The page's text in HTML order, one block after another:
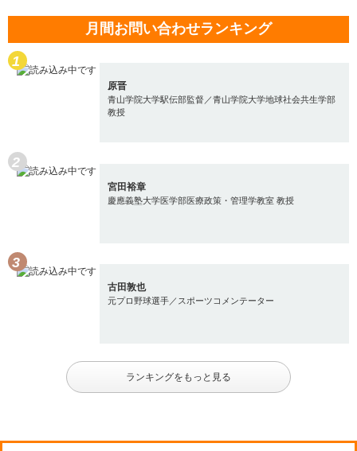
月間お問い合わせランキング
原晋
青山学院大学駅伝部監督／青山学院大学地球社会共生学部
教授
宮田裕章
慶應義塾大学医学部医療政策・管理学教室 教授
古田敦也
元プロ野球選手／スポーツコメンテーター
ランキングをもっと見る